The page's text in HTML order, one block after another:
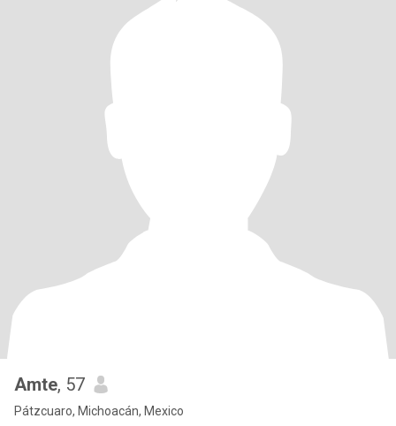
Amte, 57
Pátzcuaro, Michoacán, Mexico